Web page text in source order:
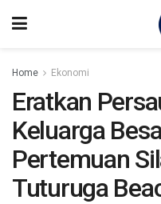
Home Ekonomi
Eratkan
Keluarga
Pertemuan
Tuturuga